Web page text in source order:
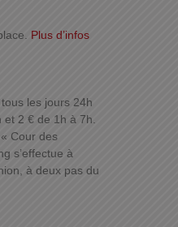
Plus d’infos
les jours 24h
2 € de 1h à 7h.
Cour des
s’effectue à
à deux pas du